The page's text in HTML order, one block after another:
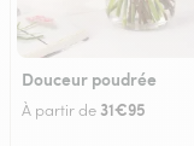
Douceur poudrée
À partir de 31€95